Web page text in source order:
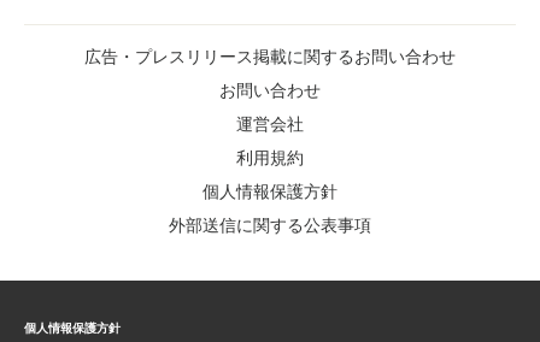
広告・プレスリリース掲載に関するお問い合わせ
お問い合わせ
運営会社
利用規約
個人情報保護方針
外部送信に関する公表事項
個人情報保護方針